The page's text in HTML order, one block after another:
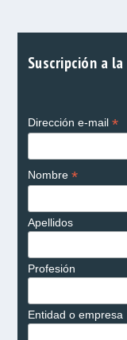
Suscripción a
Dirección e-mail *
Nombre *
Apellidos
Profesión
Entidad o empresa